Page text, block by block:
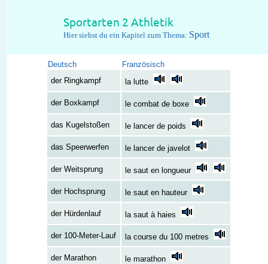
Sportarten 2 Athletik
Hier siehst du ein Kapitel zum Thema: Sport
Deutsch
Französisch
der Ringkampf
la lutte
der Boxkampf le combat de boxe
das Kugelstoßen le lancer de poids
das Speerwerfen le lancer de javelot
der Weitsprung le saut en longueur
der Hochsprung le saut en hauteur
der Hürdenlauf la saut à haies
der 100-Meter-Lauf la course du 100 metres
der Marathon le marathon